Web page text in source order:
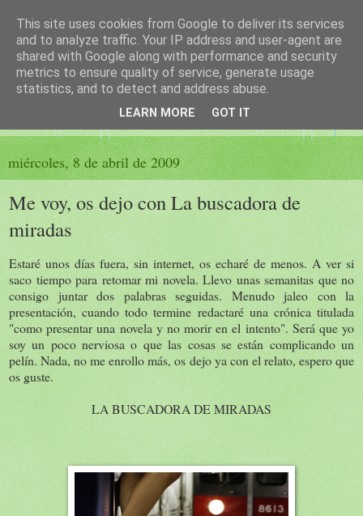
El sueño de las palabras
PÁGINA LITERARIA DE FELISA MORENO
miércoles, 8 de abril de 2009
Me voy, os dejo con La buscadora de
miradas
Estaré unos días fuera, sin internet, os echaré de menos. A ver si
saco tiempo para retomar mi novela. Llevo unas semanitas que no
consigo juntar dos palabras seguidas. Menudo jaleo con la
presentación, cuando todo termine redactaré una crónica titulada
"como presentar una novela y no morir en el intento". Será que yo
soy un poco nerviosa o que las cosas se están complicando un
pelín. Nada, no me enrollo más, os dejo ya con el relato, espero que
os guste.
LA BUSCADORA DE MIRADAS
This site uses cookies from Google to deliver its services
and to analyze traffic. Your IP address and user-agent are
shared with Google along with performance and security
metrics to ensure quality of service, generate usage
statistics, and to detect and address abuse.
LEARN MORE GOT IT